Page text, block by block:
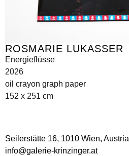
ROSMARIE LUKASSER
Energieflüsse
2026
oil crayon graph paper
152 x 251 cm
Seilerstätte 16, 1010 Wien, Austria
info@galerie-krinzinger.at